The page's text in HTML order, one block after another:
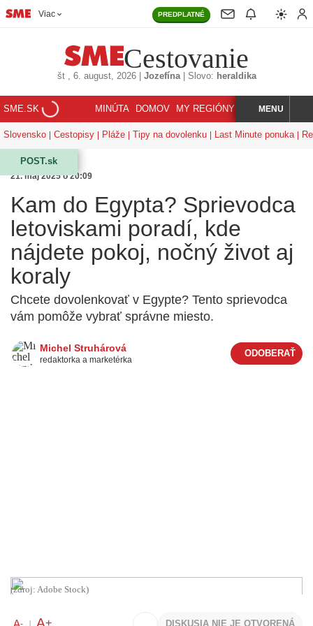
Viac PREDPLATNÉ
Cestovanie
št, 6. august, 2026| Jozefína| Slovo: heraldika
SME.SK MINÚTA DOMOV MY REGIÓNY KORZÁR
HĽADAJMENU
Slovensko Cestopisy Pláže Tipy na dovolenku Last Minute ponuka
POST.sk
21. máj 2025 o 20:09
Kam do Egypta? Sprievodca
letoviskami poradí, kde
nájdete pokoj, nočný život aj
koraly
Chcete dovolenkovať v Egypte? Tento sprievodca
vám pomôže vybrať správne miesto.
Michel Struhárová
redaktorka a marketérka
(zdroj: Adobe Stock)
- A+ DISKUSIA NIE JE OTVORENÁ